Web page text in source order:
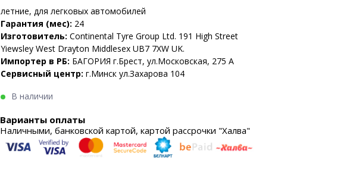
летние, для легковых автомобилей
Гарантия (мес): 24
Изготовитель: Continental Tyre Group Ltd. 191 High Street
Yiewsley West Drayton Middlesex UB7 7XW UK.
Импортер в РБ: БАГОРИЯ г.Брест, ул.Московская, 275 А
Сервисный центр: г.Минск ул.Захарова 104
В наличии
Варианты оплаты
Наличными, банковской картой, картой рассрочки "Халва"